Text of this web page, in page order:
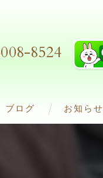
8524
ブログ お知らせ